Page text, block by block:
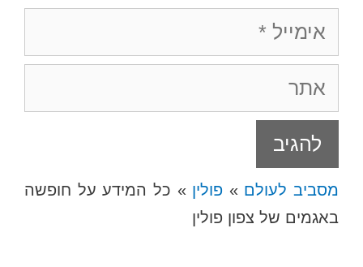
אימייל
אתר
מסביב לעולם» פולין» כל המידע על חופשה
באגמים של צפון פולין